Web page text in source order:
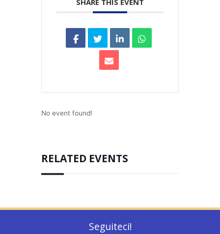
No event found!
RELATED EVENTS
Seguiteci!